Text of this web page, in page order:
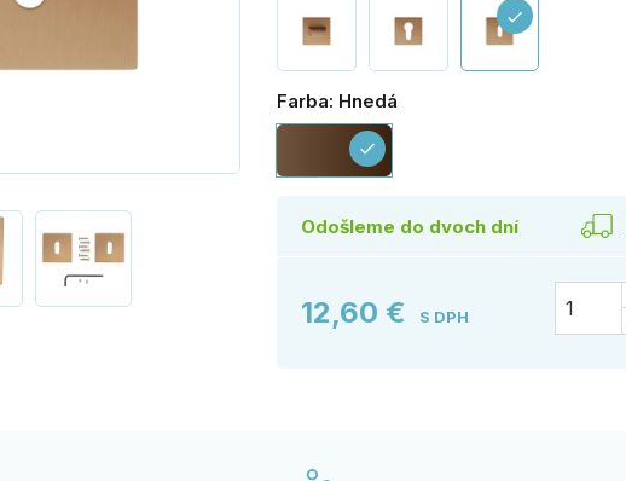
check
Farba: Hnedá
Hnedá
check
Odošleme do dvoch dní
12,60 € S DPH